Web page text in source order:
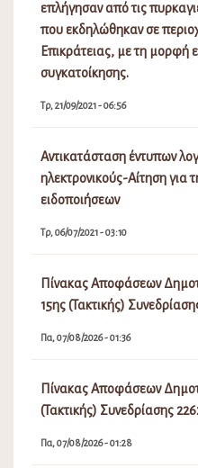
επλήγησαν από τις
που εκδηλώθηκαν σε
Επικράτειας, με τη μορφή
συγκατοίκησης.
Τρ, 21/09/2021 - 06:56
Αντικατάσταση έντυπων
ηλεκτρονικούς-Αίτηση για
ειδοποιήσεων
Τρ, 06/07/2021 - 03:10
Πίνακας Αποφάσεων
15ης (Τακτικής)
Πα, 07/08/2026 - 01:36
Πίνακας Αποφάσεων
(Τακτικής) Συνεδρίασης
Πα, 07/08/2026 - 01:28